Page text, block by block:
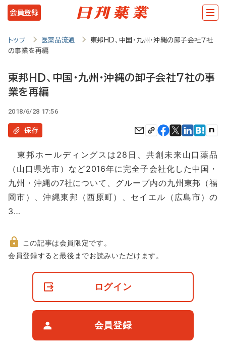
メ
イ
ン
テ
ツ
に
会員登録
トップ 医薬品流通
東邦HD、中国・九州・沖縄の卸子会社7社
の事業を再編
東邦HD、中国・九州・沖縄の卸子会社7社の事
業を再編
2018/6/28 17:56
保存
東邦ホールディングスは28日、共創未来山口薬品
（山口県光市）など2016年に完全子会社化した中国・
九州・沖縄の7社について、グループ内の九州東邦（福
岡市）、沖縄東邦（西原町）、セイエル（広島市）の
3…
非
この記事は会員限定です。
会員登録すると最後までお読みいただけます。
ログイン
会員登録